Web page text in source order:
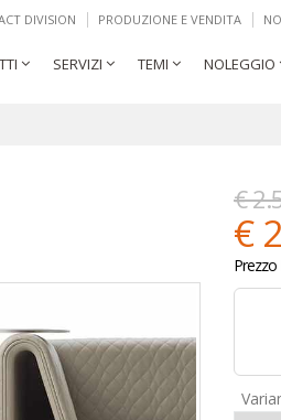
DIVISION PRODUZIONE E VENDITA
SERVIZI TEMI NOLEGGIO
€
€
Prezzo